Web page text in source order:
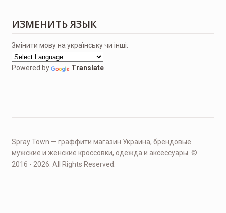
ИЗМЕНИТЬ ЯЗЫК
Змінити мову на українську чи інші:
Powered by Translate
Spray Town — граффити магазин Украина, брендовые
мужские и женские кроссовки, одежда и аксессуары. ©
2016 - 2026. All Rights Reserved.